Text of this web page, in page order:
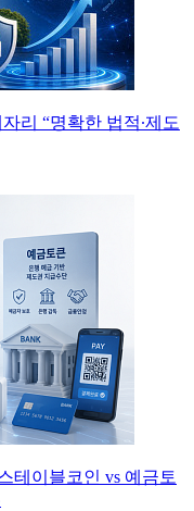
리 “명확한 법적∙제도
테이블코인 vs 예금토